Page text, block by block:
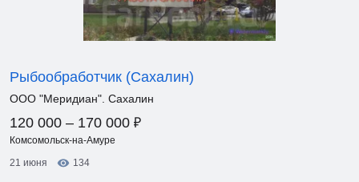
Рыбообработчик (Сахалин)
ООО "Меридиан". Сахалин
120 000 – 170 000 ₽
Комсомольск-на-Амуре
21 июня
134